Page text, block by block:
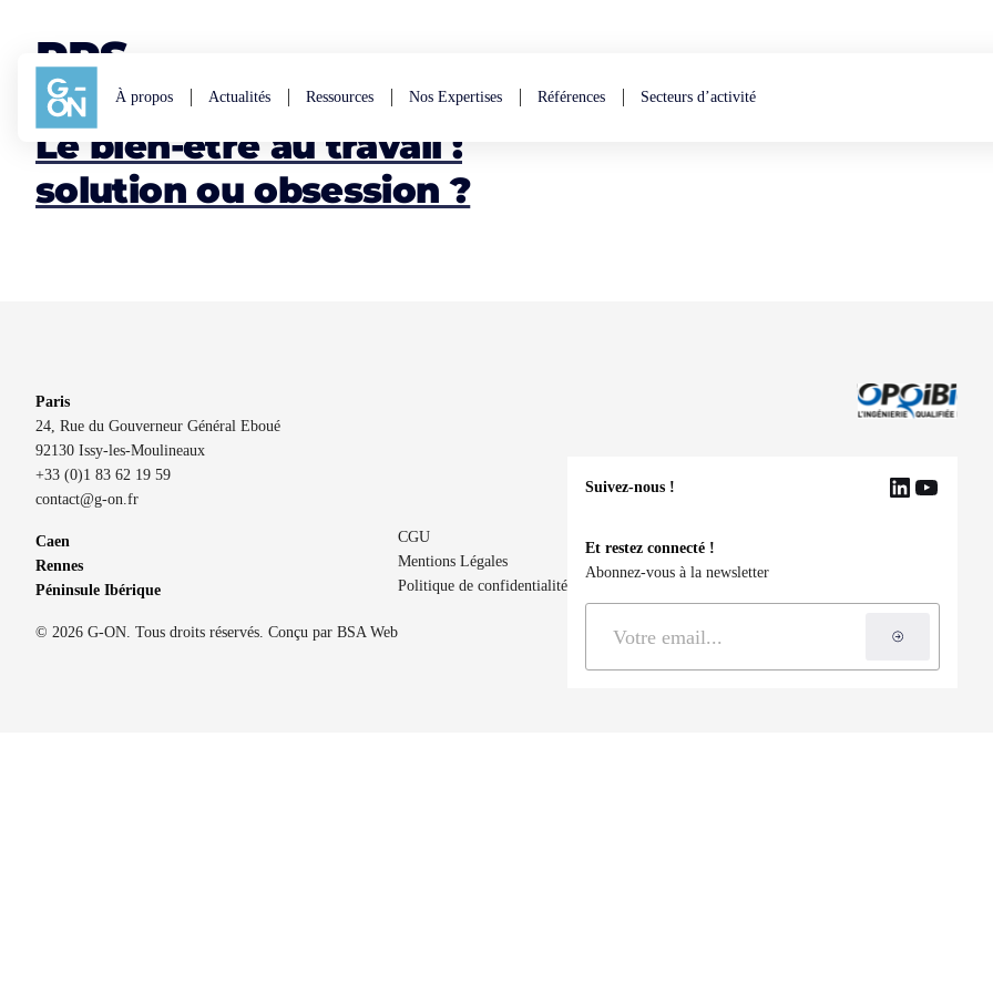
À propos Actualités Ressources Nos Expertises Références Secteurs d’activité
RPS
Le bien-être au travail :
solution ou obsession ?
Paris
24, Rue du Gouverneur Général Eboué
92130 Issy-les-Moulineaux
+33 (0)1 83 62 19 59
contact@g-on.fr
Caen
Rennes
Péninsule Ibérique
© 2026 G-ON. Tous droits réservés. Conçu par BSA Web
CGU
Mentions Légales
Politique de confidentialité
Suivez-nous ! LinkedIn
Et restez connecté !
Abonnez-vous à la newsletter